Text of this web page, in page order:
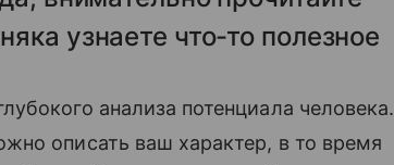
узнаете что-то полезное
анализа потенциала человека.
описать ваш характер, в то время